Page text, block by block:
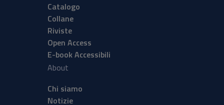
Catalogo
Collane
Riviste
Open Access
E-book Accessibili
About
Chi siamo
Notizie